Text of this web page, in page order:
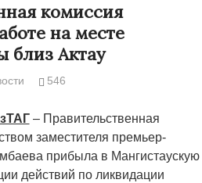
комиссия
на месте
близ Актау
546
– Правительственная
заместителя премьер-
прибыла в Мангистаускую
действий по ликвидации